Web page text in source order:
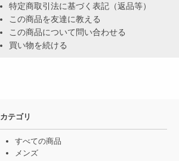
特定商取引法に基づく表記（返品等）
この商品を友達に教える
この商品について問い合わせる
買い物を続ける
カテゴリ
すべての商品
メンズ